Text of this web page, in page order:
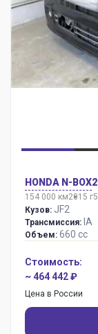
HONDA N-BOX
154 000 км2015 г
Кузов: JF2
Трансмиссия: IA
Объем: 660 сс
Стоимость:
~ 464 442 ₽
Цена в России